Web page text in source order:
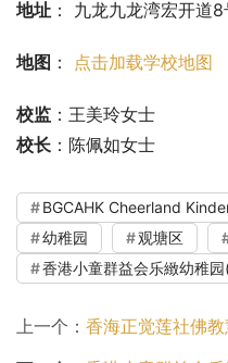
地址 ： 九龙九龙湾宏开道
地图 ： 点击加载学校地图
校监 ：王美玲女士
校长 ：陈佩如女士
BGCAHK Cheerland
幼稚园
观塘区
香港小童群益会乐緻幼稚
上一个： 香海正觉莲社佛教慧光嘉福幼稚园